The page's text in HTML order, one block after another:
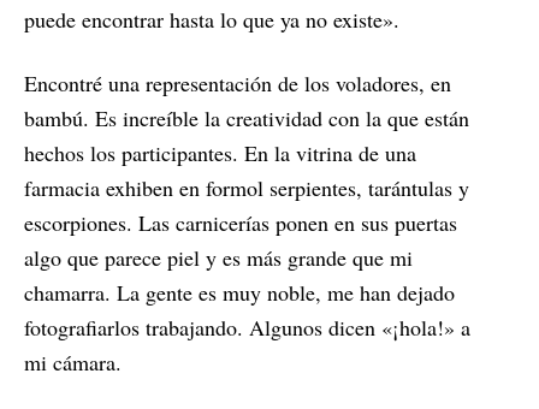
puede encontrar hasta lo que ya no existe».
Encontré una representación de los voladores, en
bambú. Es increíble la creatividad con la que están
hechos los participantes. En la vitrina de una
farmacia exhiben en formol serpientes, tarántulas y
escorpiones. Las carnicerías ponen en sus puertas
algo que parece piel y es más grande que mi
chamarra. La gente es muy noble, me han dejado
fotografiarlos trabajando. Algunos dicen «¡hola!» a
mi cámara.